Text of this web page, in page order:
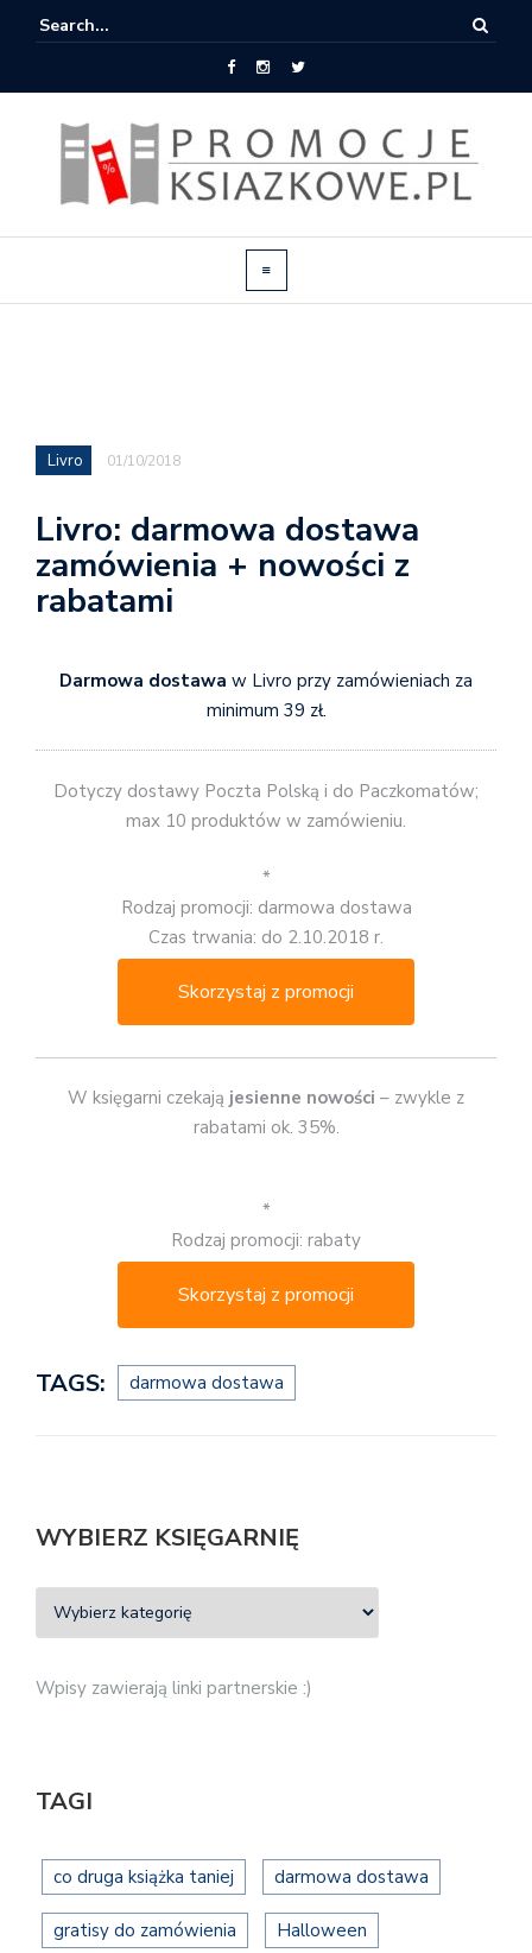
Livro 01/10/2018
Livro: darmowa dostawa
zamówienia + nowości z
rabatami
Darmowa dostawa w Livro przy zamówieniach za
minimum 39 zł.
Dotyczy dostawy Poczta Polską i do Paczkomatów;
max 10 produktów w zamówieniu.
*
Rodzaj promocji: darmowa dostawa
Czas trwania: do 2.10.2018 r.
Skorzystaj z promocji
W księgarni czekają jesienne nowości – zwykle z
rabatami ok. 35%.
*
Rodzaj promocji: rabaty
Skorzystaj z promocji
TAGS: darmowa dostawa
WYBIERZ KSIĘGARNIĘ
Wpisy zawierają linki partnerskie :)
TAGI
co druga książka taniej darmowa dostawa
gratisy do zamówienia Halloween